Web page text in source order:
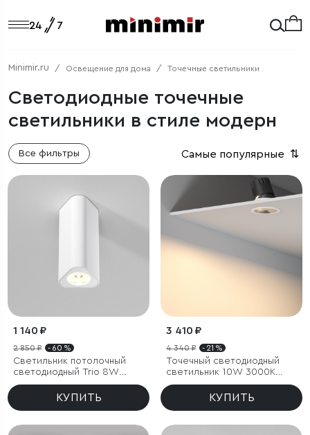
Minimir.ru Освещение для дома Точечные светильники
Светодиодные точечные
светильники в стиле модерн
Все фильтры Самые популярные ⇅
1 140 ₽
2 850 ₽ - 60 %
Светильник потолочный
светодиодный Trio 8W
3000K белый
КУПИТЬ
3 410 ₽
4 340 ₽ - 21 %
Точечный светодиодный
светильник 10W 3000K
белый/хром
КУПИТЬ